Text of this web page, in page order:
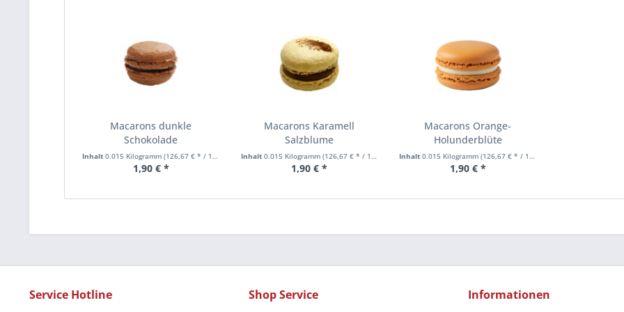
Macarons dunkle
Schokolade
Inhalt 0.015 Kilogramm (126,67 € * / 1 Kilogramm)
1,90 € *
Macarons Karamell
Salzblume
Inhalt 0.015 Kilogramm (126,67 € * / 1 Kilogramm)
1,90 € *
Macarons Orange-
Holunderblüte
Inhalt0.015 Kilogramm(126,67 € * / 1 Kilogramm)
1,90 € *
Service Hotline Shop Service Informationen